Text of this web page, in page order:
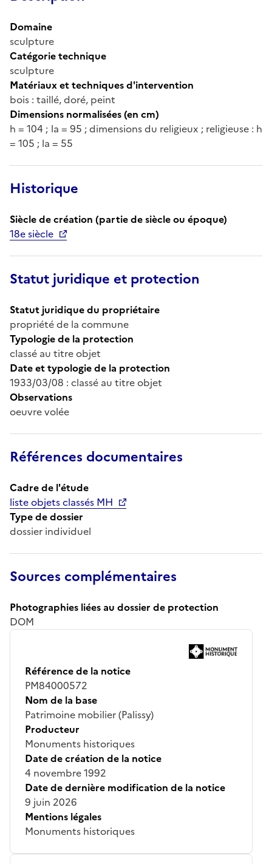
Domaine
sculpture
Catégorie technique
sculpture
Matériaux et techniques d'intervention
bois : taillé, doré, peint
Dimensions normalisées (en cm)
h = 104 ; la = 95 ; dimensions du religieux ; religieuse : h
= 105 ; la = 55
Historique
Siècle de création (partie de siècle ou époque)
18e siècle
Statut juridique et protection
Statut juridique du propriétaire
propriété de la commune
Typologie de la protection
classé au titre objet
Date et typologie de la protection
1933/03/08 : classé au titre objet
Observations
oeuvre volée
Références documentaires
Cadre de l'étude
liste objets classés MH
Type de dossier
dossier individuel
Sources complémentaires
Photographies liées au dossier de protection
DOM
Référence de la notice
PM84000572
Nom de la base
Patrimoine mobilier (Palissy)
Producteur
Monuments historiques
Date de création de la notice
4 novembre 1992
Date de dernière modification de la notice
9 juin 2026
Mentions légales
Monuments historiques